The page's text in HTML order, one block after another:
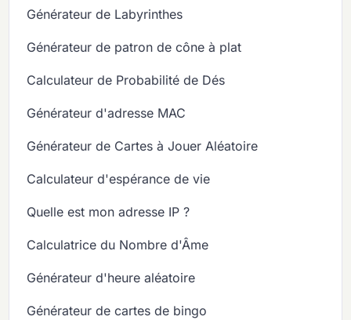
Générateur de Labyrinthes
Générateur de patron de cône à plat
Calculateur de Probabilité de Dés
Générateur d'adresse MAC
Générateur de Cartes à Jouer Aléatoire
Calculateur d'espérance de vie
Quelle est mon adresse IP ?
Calculatrice du Nombre d'Âme
Générateur d'heure aléatoire
Générateur de cartes de bingo